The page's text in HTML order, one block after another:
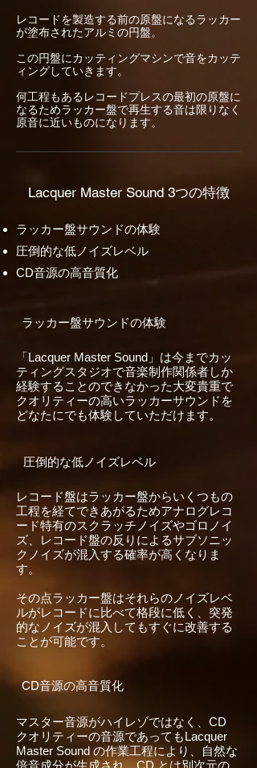
レコードを製造する前の原盤になるラッカー
が塗布されたアルミの円盤。
​この円盤にカッティングマシンで音をカッテ
ィングしていきます。
何工程もある​レコードプレスの最初の原盤に
なるためラッカー盤で再生する音は限りなく
原音に近いものになります。
Lacquer Master Sound 3つの特徴
ラッカー盤サウンドの体験
圧倒的な低ノイズレベル
CD音源の高音質化
ラッカー盤サウンドの体験
「Lacquer Master Sound」は今までカッ
ティングスタジオで音楽制作関係者しか
経験することのできなかった大変貴重で
クオリティーの高いラッカーサウンドを
どなたにでも体験していただけます。
圧倒的な低ノイズレベル
レコード盤はラッカー盤からいくつもの
工程を経てできあがるためアナログレコ
ード特有のスクラッチノイズやゴロノイ
ズ、レコード盤の反りによるサブソニッ
クノイズが混入する確率が高くなりま
す。
その点ラッカー盤はそれらのノイズレベ
ルがレコードに比べて格段に低く、突発
的なノイズが混入してもすぐに改善する
ことが可能です。
CD音源の高音質化
マスター音源がハイレゾではなく、CD
クオリティーの音源であってもLacquer
Master Sound の作業工程により、自然な
倍音成分が生成され、CD とは別次元の